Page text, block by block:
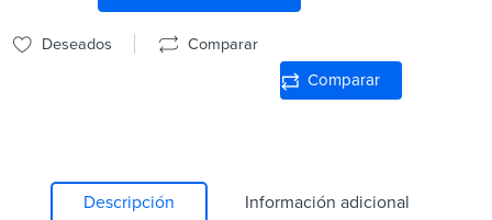
Deseados Comparar
Comparar
Descripción Información adicional